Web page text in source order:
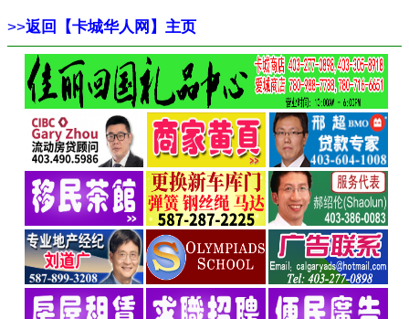
>>返回【卡城华人网】主页